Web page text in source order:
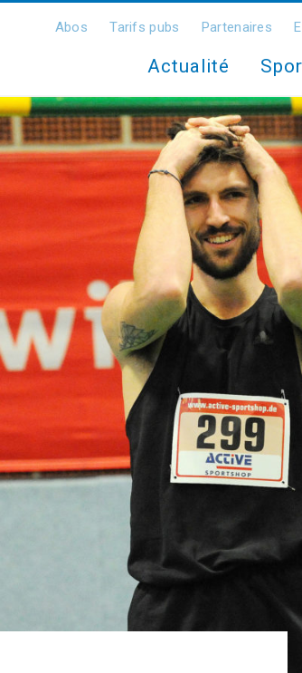
Abos Tarifs pubs Partenaires
Actualité